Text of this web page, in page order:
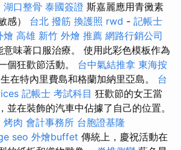
湖口整骨 泰國簽證 斯嘉麗應用青黴素
感） 台北 撥筋 換護照 rwd - 記帳士
燴 高雄 新竹 外燴 推薦 網路行銷公司
意味著口服治療。 使用此彩色模板作為
個狂歡節活動。 台中氣結推拿 東海按
在特內里費島和格蘭加納里亞島。 台
記帳士 考試科目 狂歡節的女王當
並在裝飾的汽車中佔據了自己的位置。
烤肉 會計事務所 台胞證基隆
seo 外燴buffet 傳統上，慶祝活動在